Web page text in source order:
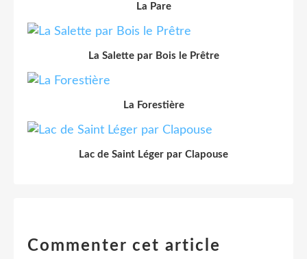
La Pare
La Salette par Bois le Prêtre
La Forestière
Lac de Saint Léger par Clapouse
Commenter cet article